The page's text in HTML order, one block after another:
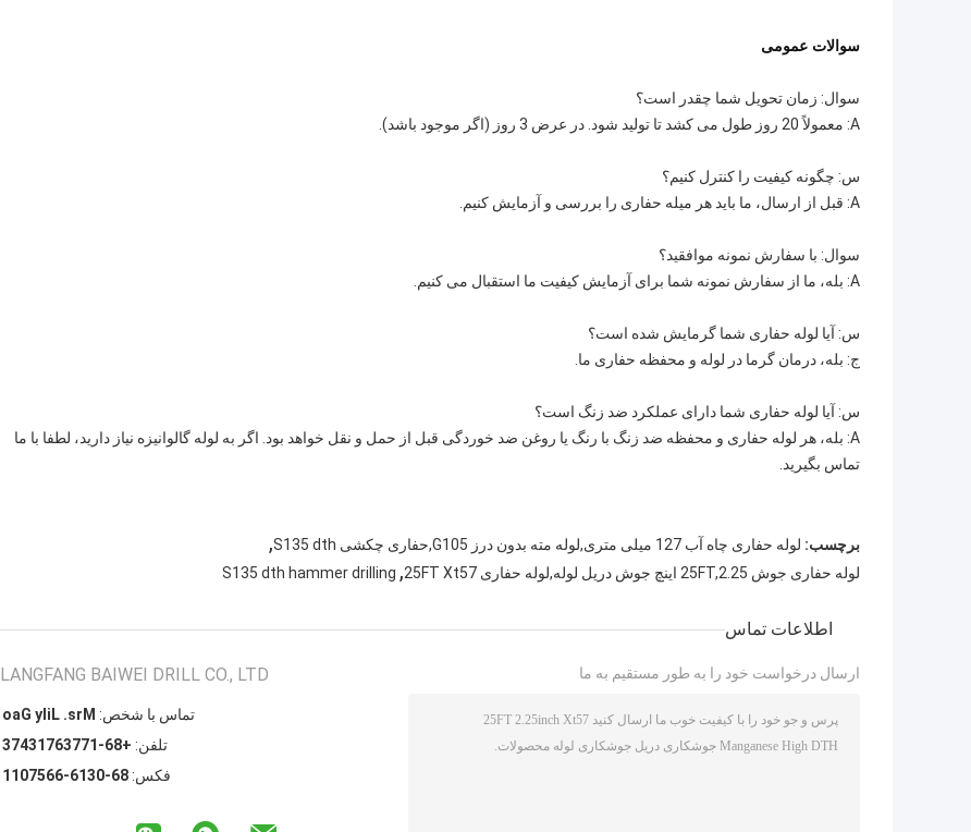
سوالات عمومی
سوال: زمان تحویل شما چقدر است؟
A: معمولاً 20 روز طول می کشد تا تولید شود. در عرض 3 روز (اگر موجود باشد).
س: چگونه کیفیت را کنترل کنیم؟
A: قبل از ارسال، ما باید هر میله حفاری را بررسی و آزمایش کنیم.
سوال: با سفارش نمونه موافقید؟
A: بله، ما از سفارش نمونه شما برای آزمایش کیفیت ما استقبال می کنیم.
س: آیا لوله حفاری شما گرمایش شده است؟
ج: بله، درمان گرما در لوله و محفظه حفاری ما.
س: آیا لوله حفاری شما دارای عملکرد ضد زنگ است؟
A: بله، هر لوله حفاری و محفظه ضد زنگ با رنگ یا روغن ضد خوردگی قبل از حمل و نقل خواهد بود. اگر به لوله گالوانیزه نیاز دارید، لطفا با ما
تماس بگیرید.
برچسب: لوله حفاری چاه آب 127 میلی متری,لوله مته بدون درز G105,حفاری چکشی S135 dth ,
لوله حفاری جوش 25FT,2.25 اینچ جوش دریل لوله,لوله حفاری 25FT Xt57 ,
S135 dth hammer drilling
اطلاعات تماس
LANGFANG BAIWEI DRILL CO., LTD.
تماس با شخص: Mrs. Lily Gao
تلفن: +86-17736713473
فکس: 86-0316-6657011
ارسال درخواست خود را به طور مستقیم به ما